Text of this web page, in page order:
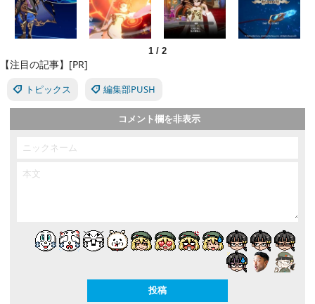
1 / 2
【注目の記事】[PR]
トピックス 編集部PUSH
コメント欄を非表示